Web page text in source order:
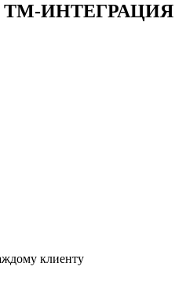
ТМ-ИНТЕГРАЦИЯ
клиенту